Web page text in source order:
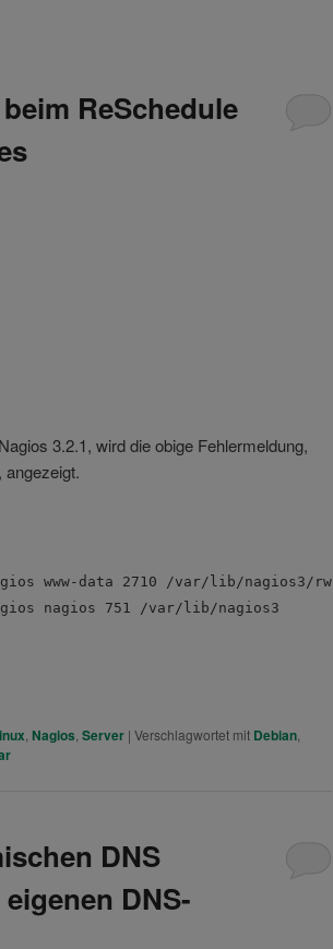
ReSchedule
3.2.1, wird die obige Fehlermeldung,
www-data 2710 /var/lib/nagios3/rw
nagios 751 /var/lib/nagios3
Nagios Server | Verschlagwortet mit Debian
DNS
DNS-